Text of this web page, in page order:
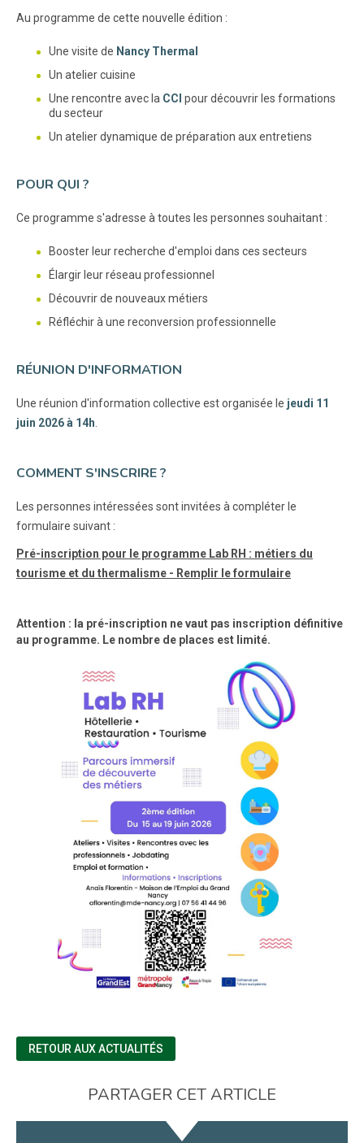
Au programme de cette nouvelle édition :
Une visite de Nancy Thermal
Un atelier cuisine
Une rencontre avec la CCI pour découvrir les formations
du secteur
Un atelier dynamique de préparation aux entretiens
POUR QUI ?
Ce programme s'adresse à toutes les personnes souhaitant :
Booster leur recherche d'emploi dans ces secteurs
Élargir leur réseau professionnel
Découvrir de nouveaux métiers
Réfléchir à une reconversion professionnelle
RÉUNION D'INFORMATION
Une réunion d'information collective est organisée le jeudi 11
juin 2026 à 14h
COMMENT S'INSCRIRE ?
Les personnes intéressées sont invitées à compléter le
formulaire suivant :
Pré-inscription pour le programme Lab RH : métiers du
tourisme et du thermalisme - Remplir le formulaire
Attention : la pré-inscription ne vaut pas inscription définitive
au programme. Le nombre de places est limité.
RETOUR AUX ACTUALITÉS
PARTAGER CET ARTICLE